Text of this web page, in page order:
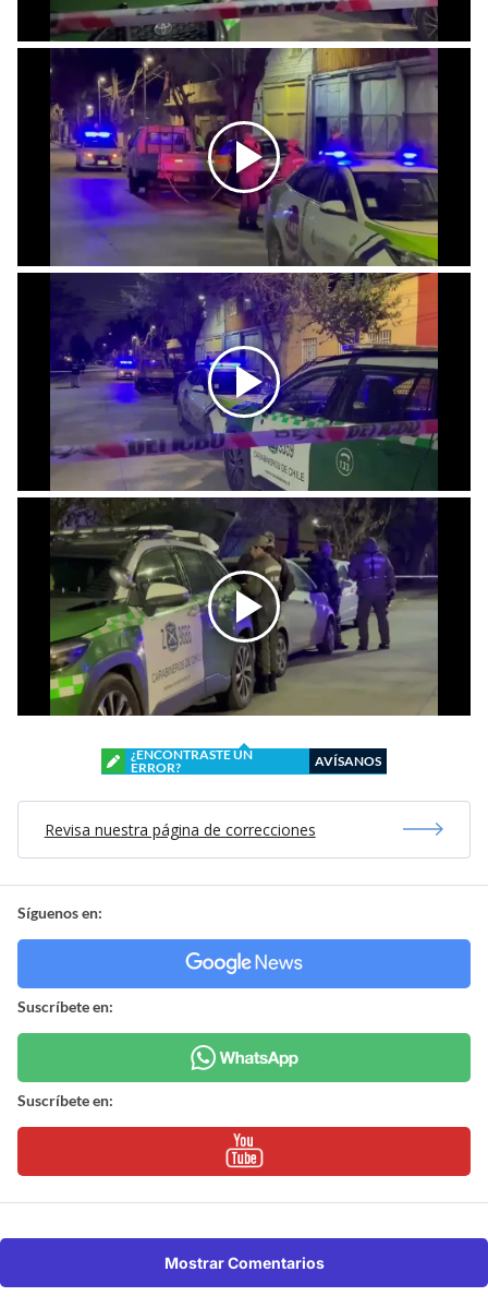
¿ENCONTRASTE UN
ERROR?
AVÍSANOS
Revisa nuestra página de correcciones
Síguenos en:
Suscríbete en:
Suscríbete en:
Mostrar Comentarios